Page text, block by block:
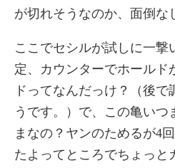
が切れそうなのか、面倒な
ここでセシルが試しに一撃
定、カウンターでホールド
ドってなんだっけ？（後
うです。）で、この亀いつ
まなの？ヤンのためるが4
たよってところでちょっと